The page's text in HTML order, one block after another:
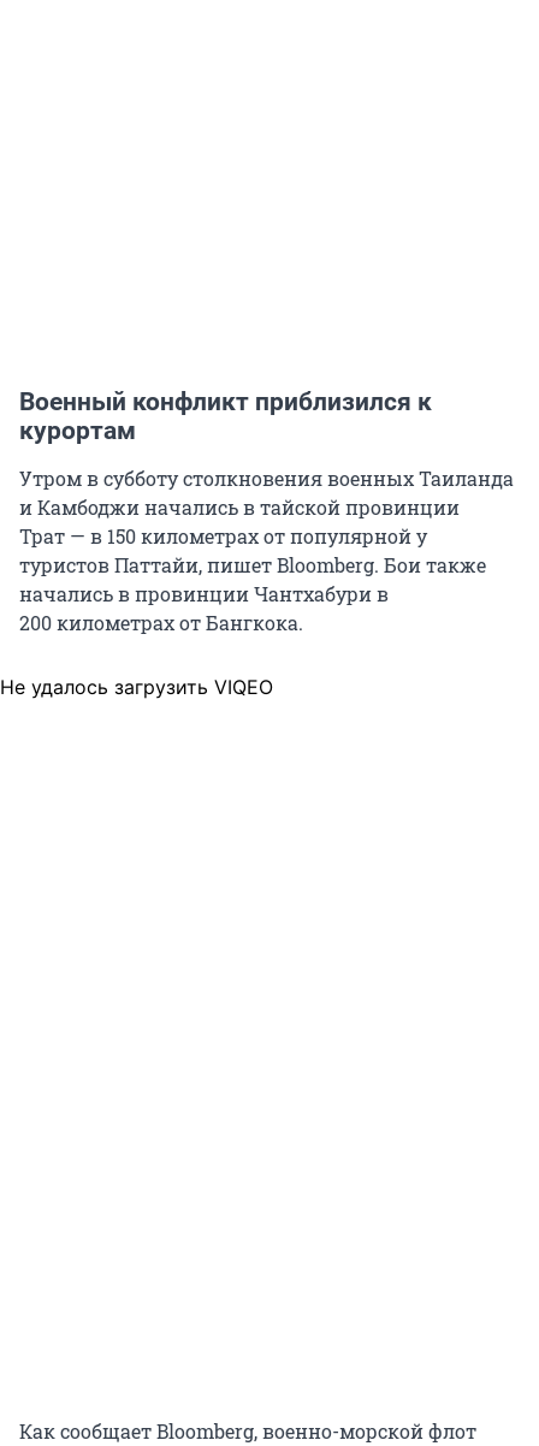
Военный конфликт приблизился к
курортам
Утром в субботу столкновения военных Таиланда
и Камбоджи начались в тайской провинции
Трат — в 150 километрах от популярной у
туристов Паттайи, пишет Bloomberg. Бои также
начались в провинции Чантхабури в
200 километрах от Бангкока.
Не удалось загрузить VIQEO
Как сообщает Bloomberg, военно-морской флот